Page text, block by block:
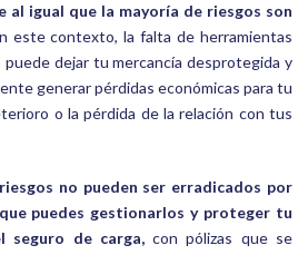
al igual que la mayoría de riesgos son
este contexto, la falta de herramientas
puede dejar tu mercancía desprotegida y
generar pérdidas económicas para tu
o la pérdida de la relación con tus
no pueden ser erradicados por
puedes gestionarlos y proteger tu
seguro de carga,con pólizas que se